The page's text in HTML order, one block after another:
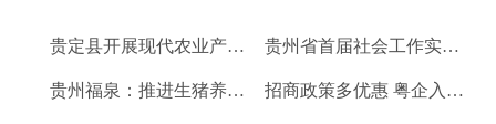
贵定县开展现代农业产业“稻+N”田间示范技术培训 贵州省首届社会工作实务技能大赛启动
贵州福泉：推进生猪养殖现代化 开创产业发展新格局 招商政策多优惠 粤企入黔得实惠